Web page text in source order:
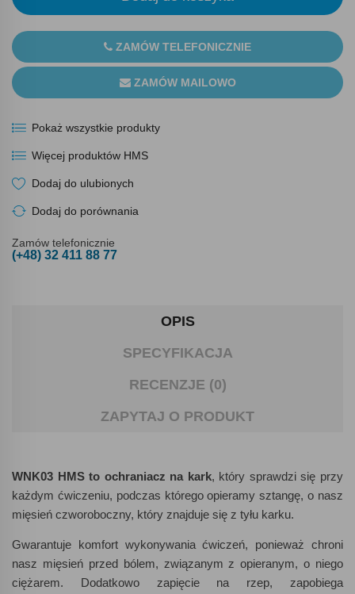
ZAMÓW TELEFONICZNIE
ZAMÓW MAILOWO
Pokaż wszystkie produkty
Więcej produktów HMS
Dodaj do ulubionych
Dodaj do porównania
Zamów telefonicznie
(+48) 32 411 88 77
OPIS
SPECYFIKACJA
RECENZJE (0)
ZAPYTAJ O PRODUKT
WNK03 HMS to ochraniacz na kark, który sprawdzi się przy
każdym ćwiczeniu, podczas którego opieramy sztangę, o nasz
mięsień czworoboczny, który znajduje się z tyłu karku.
Gwarantuje komfort wykonywania ćwiczeń, ponieważ chroni
nasz mięsień przed bólem, związanym z opieranym, o niego
ciężarem. Dodatkowo zapięcie na rzep, zapobiega